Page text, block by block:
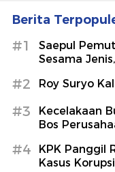
Berita
#1
Saepul
Sesama
#2 Roy Suryo
#3
Kecelakaan
Bos
#4
KPK Panggil
Kasus